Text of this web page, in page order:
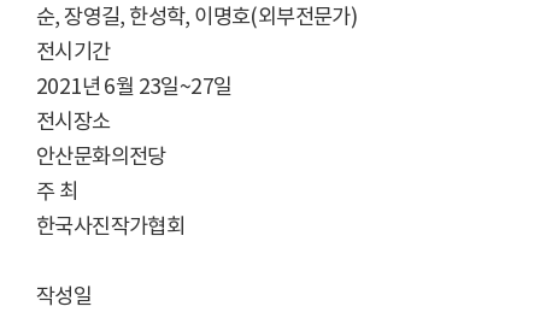
순, 장영길, 한성학, 이명호(외부전문가)
전시기간
2021년 6월 23일~27일
전시장소
안산문화의전당
주 최
한국사진작가협회
작성일